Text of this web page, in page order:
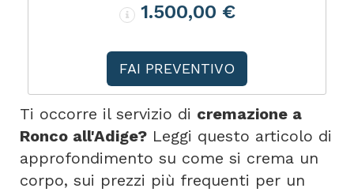
1.500,00 €
FAI PREVENTIVO
Ti occorre il servizio di cremazione a
Ronco all'Adige? Leggi questo articolo di
approfondimento su come si crema un
corpo, sui prezzi più frequenti per un